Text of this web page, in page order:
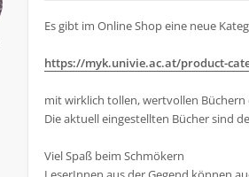
Es gibt im Online Shop eine neue
https://myk.univie.ac.at/product-
mit wirklich tollen, wertvollen Büchern
Die aktuell eingestellten Bücher sind
Viel Spaß beim Schmökern